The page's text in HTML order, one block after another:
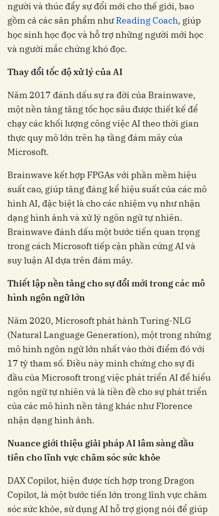
người và thúc đẩy sự đổi mới cho thế giới, bao
gồm cả các sản phẩm như Reading Coach, giúp
học sinh học đọc và hỗ trợ những người mới học
và người mắc chứng khó đọc.
Thay đổi tốc độ xử lý của AI
Năm 2017 đánh dấu sự ra đời của Brainwave,
một nền tảng tăng tốc học sâu được thiết kế để
chạy các khối lượng công việc AI theo thời gian
thực quy mô lớn trên hạ tầng đám mây của
Microsoft.
Brainwave kết hợp FPGAs với phần mềm hiệu
suất cao, giúp tăng đáng kể hiệu suất của các mô
hình AI, đặc biệt là cho các nhiệm vụ như nhận
dạng hình ảnh và xử lý ngôn ngữ tự nhiên.
Brainwave đánh dấu một bước tiến quan trọng
trong cách Microsoft tiếp cận phần cứng AI và
suy luận AI dựa trên đám mây.
Thiết lập nền tảng cho sự đổi mới trong các mô
hình ngôn ngữ lớn
Năm 2020, Microsoft phát hành Turing-NLG
(Natural Language Generation), một trong những
mô hình ngôn ngữ lớn nhất vào thời điểm đó với
17 tỷ tham số. Điều này minh chứng cho sự đi
đầu của Microsoft trong việc phát triển AI để hiểu
ngôn ngữ tự nhiên và là tiền đề cho sự phát triển
của các mô hình nền tảng khác như Florence
nhận dạng hình ảnh.
Nuance giới thiệu giải pháp AI lâm sàng đầu
tiên cho lĩnh vực chăm sóc sức khỏe
DAX Copilot, hiện được tích hợp trong Dragon
Copilot, là một bước tiến lớn trong lĩnh vực chăm
sóc sức khỏe, sử dụng AI hỗ trợ giọng nói để giúp